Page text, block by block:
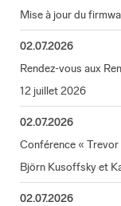
Mise à jour du
02.07.2026
Rendez-vous aux
12 juillet 2026
02.07.2026
Conférence « Trevor
Björn Kusoffsky et
02.07.2026